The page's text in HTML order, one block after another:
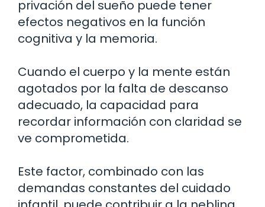
privación del sueño puede tener
efectos negativos en la función
cognitiva y la memoria.
Cuando el cuerpo y la mente están
agotados por la falta de descanso
adecuado, la capacidad para
recordar información con claridad se
ve comprometida.
Este factor, combinado con las
demandas constantes del cuidado